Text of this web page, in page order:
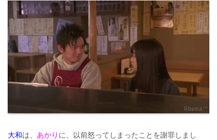
大和は、 あかり に、以前怒ってしまったことを謝罪しまし